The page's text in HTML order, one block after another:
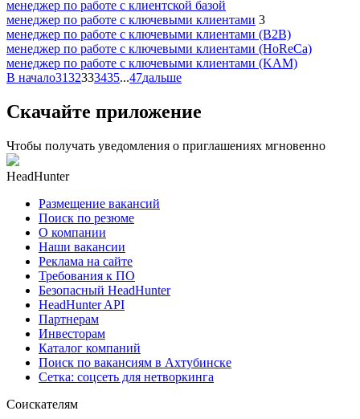
менеджер по работе с клиентской базой
менеджер по работе с ключевыми клиентами 3
менеджер по работе с ключевыми клиентами (B2B)
менеджер по работе с ключевыми клиентами (HoReCa)
менеджер по работе с ключевыми клиентами (KAM)
В начало3132333435...47дальше
Скачайте приложение
Чтобы получать уведомления о приглашениях мгновенно
HeadHunter
Размещение вакансий
Поиск по резюме
О компании
Наши вакансии
Реклама на сайте
Требования к ПО
Безопасный HeadHunter
HeadHunter API
Партнерам
Инвесторам
Каталог компаний
Поиск по вакансиям в Ахтубинске
Сетка: соцсеть для нетворкинга
Соискателям